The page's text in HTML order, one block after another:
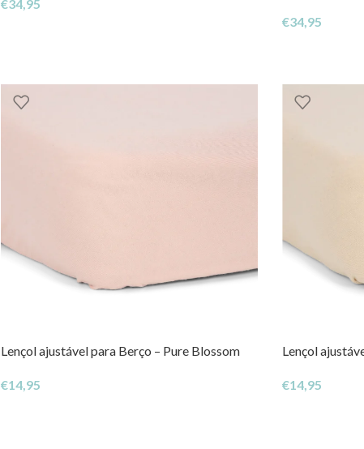
€34,95
€34,95
Lençol ajustável para Berço – Pure Blossom
€14,95
Lençol
€14,95